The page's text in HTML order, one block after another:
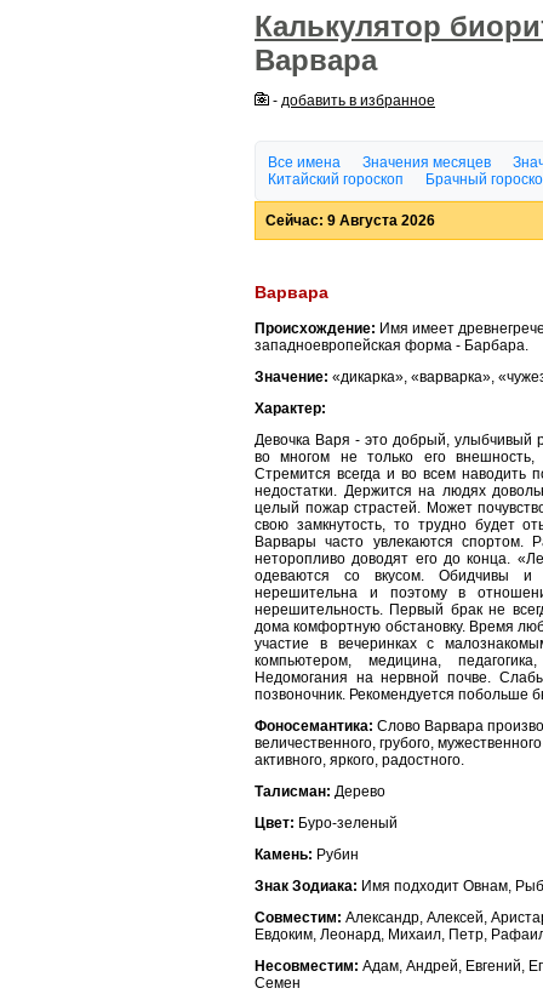
Калькулятор
Варвара
- добавить в избранное
Все имена Значения месяцев
Китайский гороскоп
Брачный
Сейчас: 9 Августа 2026
Варвара
Происхождение: Имя имеет
западноевропейская форма - Барбара.
Значение: «дикарка», «варварка»,
Характер:
Девочка Варя - это добрый, улыбчивый
во многом не только его
Стремится всегда и во всем наводить
недостатки. Держится на людях
целый пожар страстей. Может
свою замкнутость, то трудно будет
Варвары часто увлекаются спортом.
неторопливо доводят его до конца.
одеваются со вкусом. Обидчивы и
нерешительна и поэтому в
нерешительность. Первый брак не
дома комфортную обстановку. Время
участие в вечеринках с
компьютером, медицина,
Недомогания на нервной почве.
позвоночник. Рекомендуется побольше
Фоносемантика: Слово Варвара
величественного, грубого,
активного, яркого, радостного.
Талисман: Дерево
Цвет: Буро-зеленый
Камень: Рубин
Знак Зодиака: Имя подходит Овнам,
Совместим: Александр, Алексей,
Евдоким, Леонард, Михаил, Петр,
Несовместим: Адам, Андрей, Евгений,
Семен